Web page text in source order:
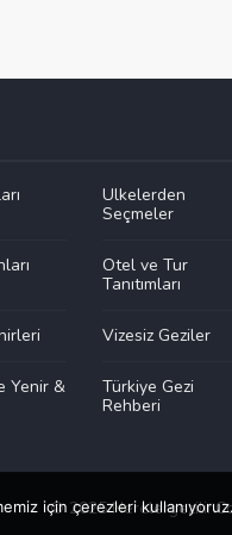
Ülkelerden
Seçmeler
Otel ve Tur
Tanıtımları
Vizesiz Geziler
Yenir &
Türkiye Gezi
Rehberi
© 2025
için çerezleri